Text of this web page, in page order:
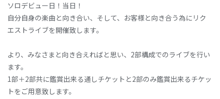
ソロデビュー日！当日！
自分自身の楽曲と向き合い、そして、お客様と向き合う為にリク
エストライブを開催致します。
より、みなさまと向き合えればと思い、2部構成でのライブを行い
ます。
1部＋2部共に鑑賞出来る通しチケットと2部のみ鑑賞出来るチケッ
トをご用意致します。